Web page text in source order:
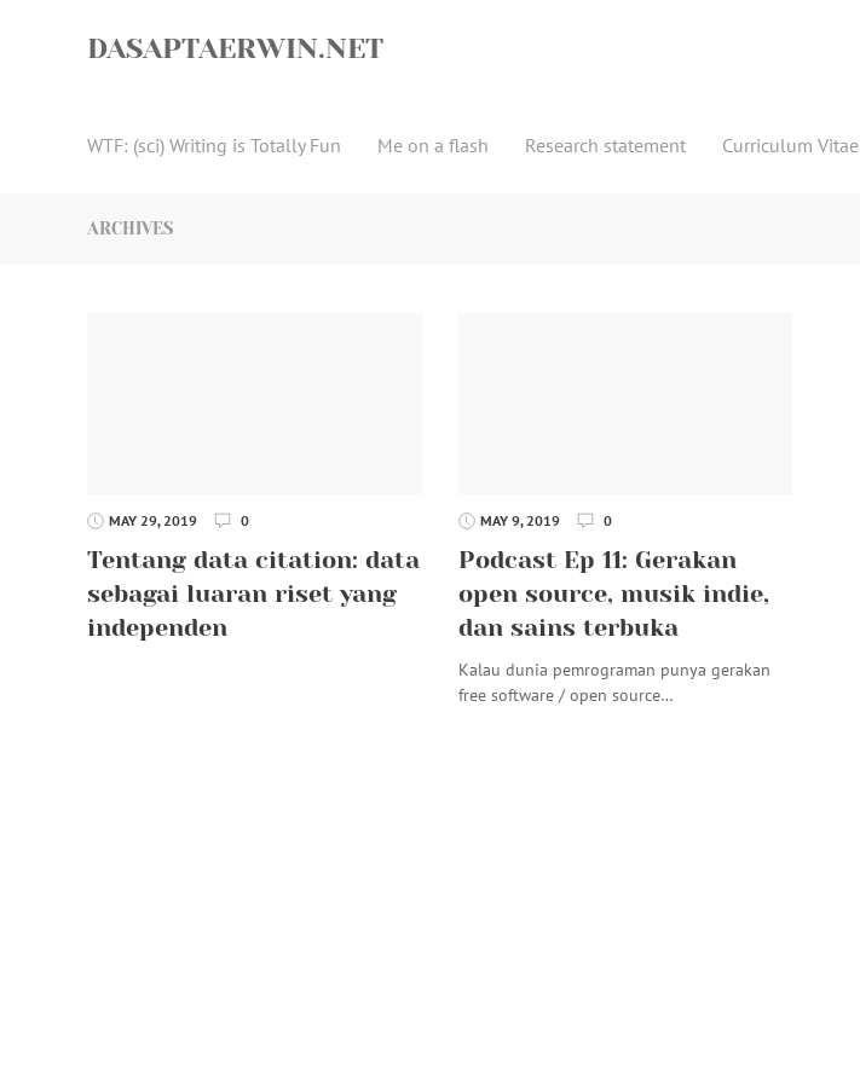
DASAPTAERWIN.NET
WTF: (sci) Writing is Totally Fun Me on a flash Research statement Curriculum Vitae
ARCHIVES
MAY 29, 2019 0
Tentang data citation: data
sebagai luaran riset yang
independen
MAY 9, 2019 0
Podcast Ep 11: Gerakan
open source, musik indie,
dan sains terbuka
Kalau dunia pemrograman punya gerakan
free software / open source…